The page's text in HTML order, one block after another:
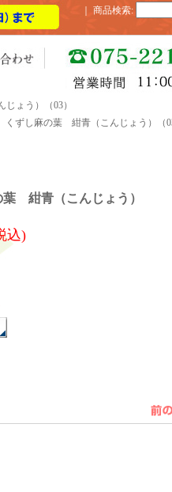
ょう）（03）
ずし麻の葉 紺青（こんじょう）（03
商品検索:
紺青（こんじょう）
込)